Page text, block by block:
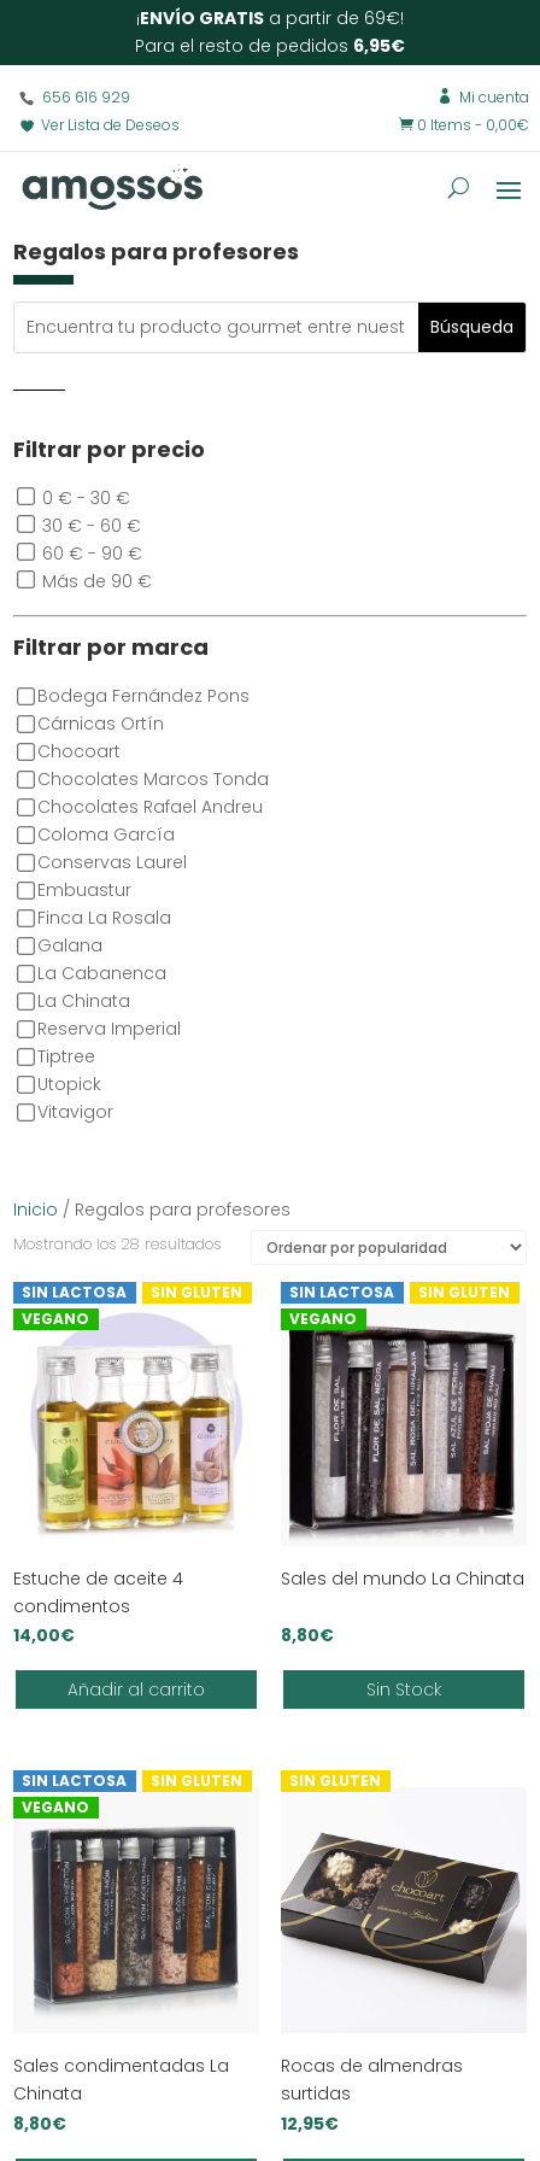
¡ENVÍO GRATIS a partir de 69€!
Para el resto de pedidos 6,95€
656 616 929
Ver Lista de Deseos
 Mi cuenta
 0 Items - 0,00€
Regalos para profesores
Filtrar por precio
0 € - 30 €
30 € - 60 €
60 € - 90 €
Más de 90 €
Filtrar por marca
Bodega Fernández Pons
Cárnicas Ortín
Chocoart
Chocolates Marcos Tonda
Chocolates Rafael Andreu
Coloma García
Conservas Laurel
Embuastur
Finca La Rosala
Galana
La Cabanenca
La Chinata
Reserva Imperial
Tiptree
Utopick
Vitavigor
Inicio / Regalos para profesores
Mostrando los 28 resultados Ordenado
popularidad
SIN LACTOSA
SIN GLUTEN
VEGANO
Estuche de aceite 4
condimentos
14,00€
Añadir al carrito
SIN LACTOSA
SIN GLUTEN
VEGANO
Sales del mundo La Chinata
8,80€
Sin Stock
SIN LACTOSA
SIN GLUTEN
VEGANO
Sales condimentadas La
Chinata
8,80€
SIN GLUTEN
Rocas de almendras
surtidas
12,95€